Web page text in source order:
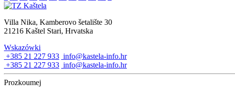
Villa Nika, Kamberovo šetalište 30
21216 Kaštel Stari, Hrvatska
Wskazówki
+385 21 227 933 info@kastela-info.hr
+385 21 227 933 info@kastela-info.hr
Prozkoumej